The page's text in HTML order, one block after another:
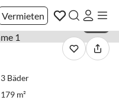
Vermieten
3 Bäder
179 m²